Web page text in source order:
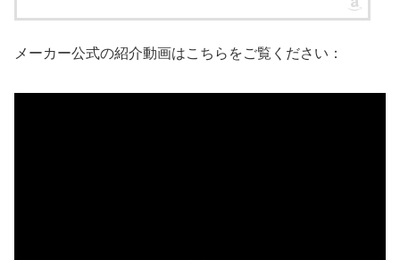
メーカー公式の紹介動画はこちらをご覧ください：